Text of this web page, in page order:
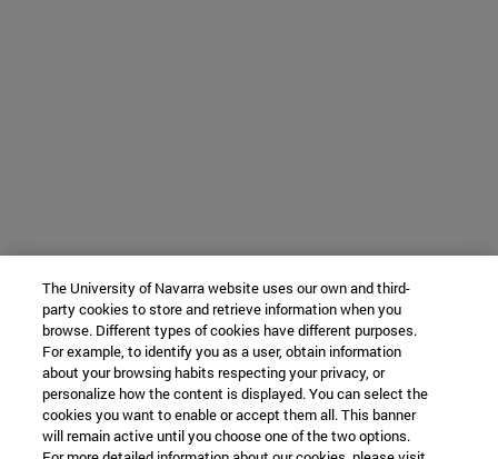
The University of Navarra website uses our own and third-
party cookies to store and retrieve information when you
browse. Different types of cookies have different purposes.
For example, to identify you as a user, obtain information
about your browsing habits respecting your privacy, or
personalize how the content is displayed. You can select the
cookies you want to enable or accept them all. This banner
will remain active until you choose one of the two options.